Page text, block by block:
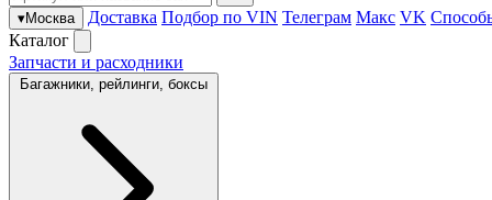
▾Москва Доставка Подбор по VIN Телеграм Макс VK
Каталог
Запчасти и расходники
Багажники, рейлинги, боксы